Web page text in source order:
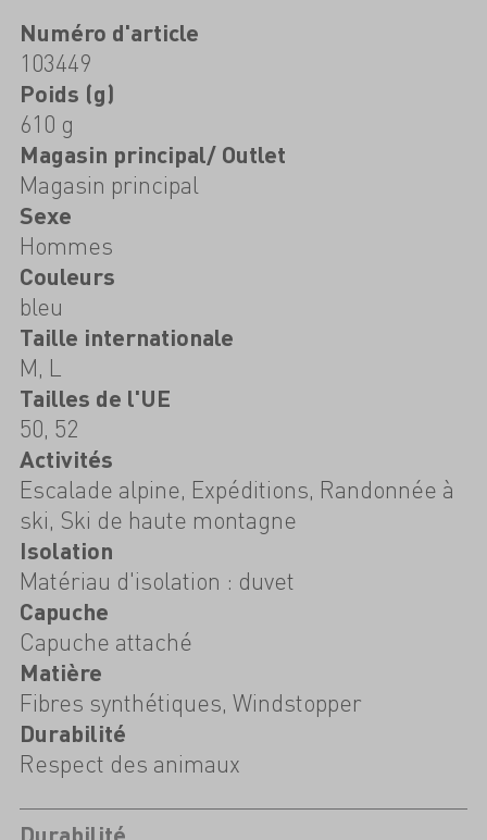
Numéro d'article
103449
Poids (g)
610 g
Magasin principal/ Outlet
Magasin principal
Sexe
Hommes
Couleurs
bleu
Taille internationale
M, L
Tailles de l'UE
50, 52
Activités
Escalade alpine, Expéditions, Randonnée à
ski, Ski de haute montagne
Isolation
Matériau d'isolation : duvet
Capuche
Capuche attaché
Matière
Fibres synthétiques, Windstopper
Durabilité
Respect des animaux
Durabilité